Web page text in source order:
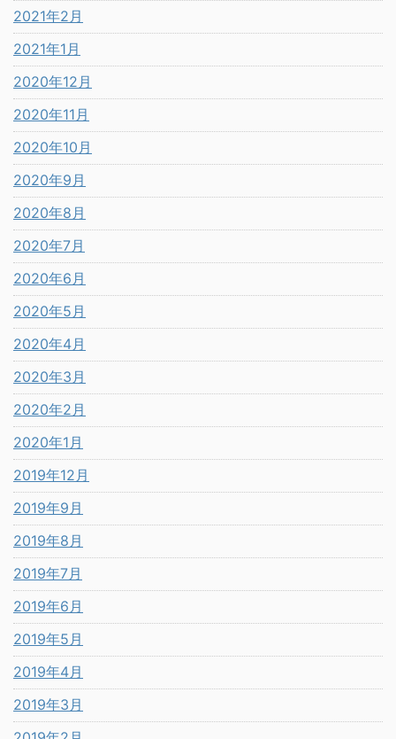
2021年2月
2021年1月
2020年12月
2020年11月
2020年10月
2020年9月
2020年8月
2020年7月
2020年6月
2020年5月
2020年4月
2020年3月
2020年2月
2020年1月
2019年12月
2019年9月
2019年8月
2019年7月
2019年6月
2019年5月
2019年4月
2019年3月